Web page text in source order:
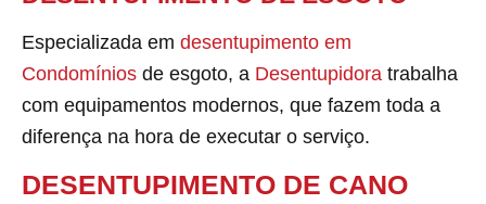
Especializada em desentupimento em
Condomínios de esgoto, a Desentupidora trabalha
com equipamentos modernos, que fazem toda a
diferença na hora de executar o serviço.
DESENTUPIMENTO DE CANO